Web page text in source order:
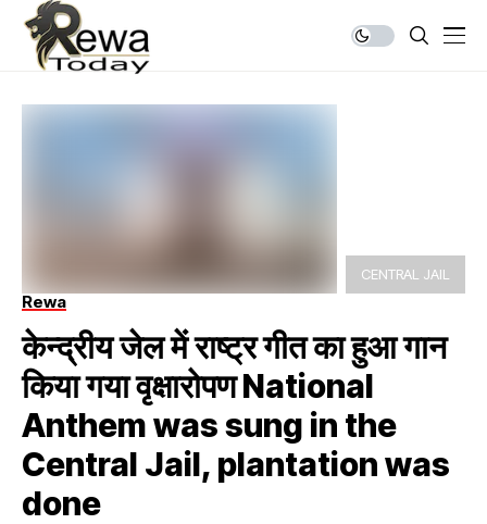
CENTRAL JAIL
Rewa
केन्द्रीय जेल में राष्ट्र गीत का हुआ गान
किया गया वृक्षारोपण National
Anthem was sung in the
Central Jail, plantation was
done